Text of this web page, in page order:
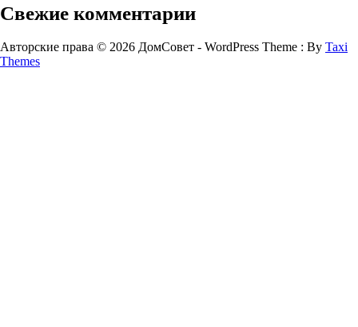
Свежие комментарии
Авторские права © 2026 ДомСовет - WordPress Theme : By Taxi
Themes